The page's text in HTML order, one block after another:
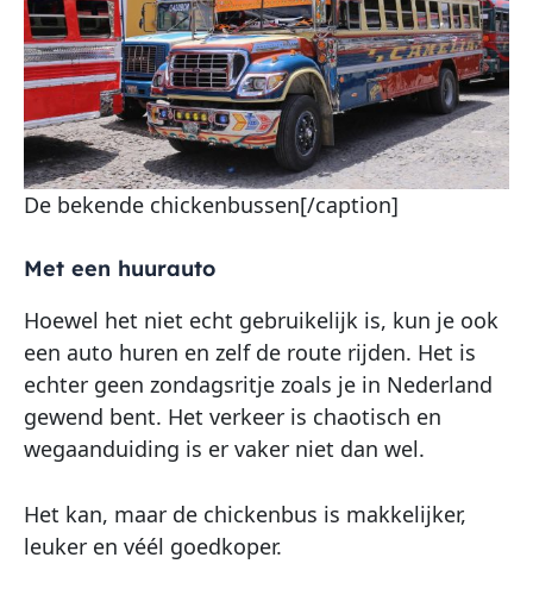
De bekende chickenbussen[/caption]
Met een huurauto
Hoewel het niet echt gebruikelijk is, kun je ook
een auto huren en zelf de route rijden. Het is
echter geen zondagsritje zoals je in Nederland
gewend bent. Het verkeer is chaotisch en
wegaanduiding is er vaker niet dan wel.
Het kan, maar de chickenbus is makkelijker,
leuker en véél goedkoper.